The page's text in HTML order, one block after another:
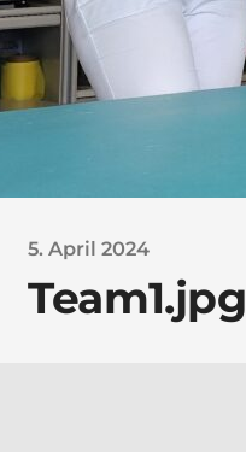
5. April 2024
Team1.jpg